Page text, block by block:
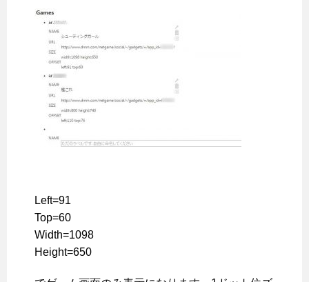
Left=91
Top=60
Width=1098
Height=650